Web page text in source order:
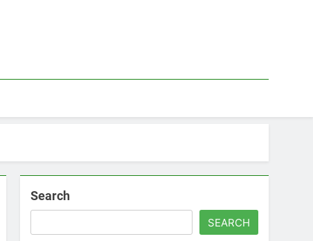
Search
SEARCH